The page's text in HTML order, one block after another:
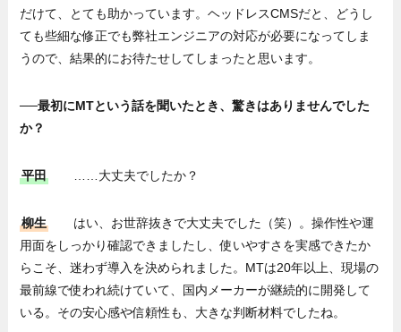
だけて、とても助かっています。ヘッドレスCMSだと、どうし
ても些細な修正でも弊社エンジニアの対応が必要になってしま
うので、結果的にお待たせしてしまったと思います。
──最初にMTという話を聞いたとき、驚きはありませんでした
か？
平田 ……大丈夫でしたか？
柳生
はい、お世辞抜きで大丈夫でした（笑）。操作性や運
用面をしっかり確認できましたし、使いやすさを実感できたか
らこそ、迷わず導入を決められました。MTは20年以上、現場の
最前線で使われ続けていて、国内メーカーが継続的に開発して
いる。その安心感や信頼性も、大きな判断材料でしたね。